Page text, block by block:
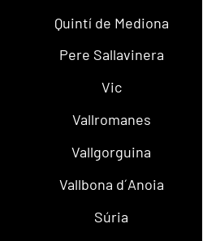
Quintí de Mediona
Pere Sallavinera
Vic
Vallromanes
Vallgorguina
Vallbona d´Anoia
Súria